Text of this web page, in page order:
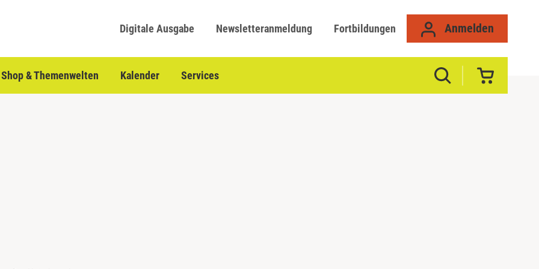
Digitale Ausgabe Newsletteranmeldung Fortbildungen Anmelden
Shop & Themenwelten Kalender Services